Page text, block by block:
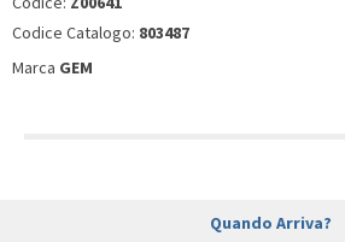
Codice Catalogo: 803487
Marca GEM
Quando Arriva?